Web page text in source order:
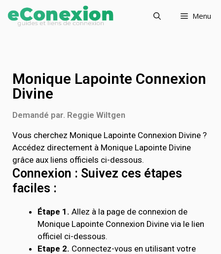
Menu
Monique Lapointe Connexion
Divine
Demandé par. Reggie Wiltgen
Vous cherchez Monique Lapointe Connexion Divine ?
Accédez directement à Monique Lapointe Divine
grâce aux liens officiels ci-dessous.
Connexion : Suivez ces étapes
faciles :
Étape 1. Allez à la page de connexion de
Monique Lapointe Connexion Divine via le lien
officiel ci-dessous.
Etape 2. Connectez-vous en utilisant votre